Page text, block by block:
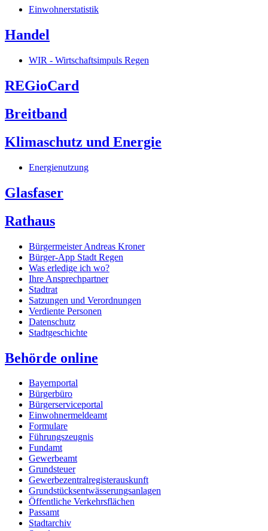
Einwohnerstatistik
Handel
WIR - Wirtschaftsimpuls Regen
REGioCard
Breitband
Klimaschutz und Energie
Energienutzung
Glasfaser
Rathaus
Bürgermeister Andreas Kroner
Bürger-App Stadt Regen
Was erledige ich wo?
Ihre Ansprechpartner
Stadtrat
Satzungen und Verordnungen
Verdiente Personen
Datenschutz
Stadtgeschichte
Behörde online
Bayernportal
Bürgerbüro
Bürgerserviceportal
Einwohnermeldeamt
Formulare
Führungszeugnis
Fundamt
Gewerbeamt
Grundsteuer
Gewerbezentralregisterauskunft
Grundstücksentwässerungsanlagen
Öffentliche Verkehrsflächen
Passamt
Stadtarchiv